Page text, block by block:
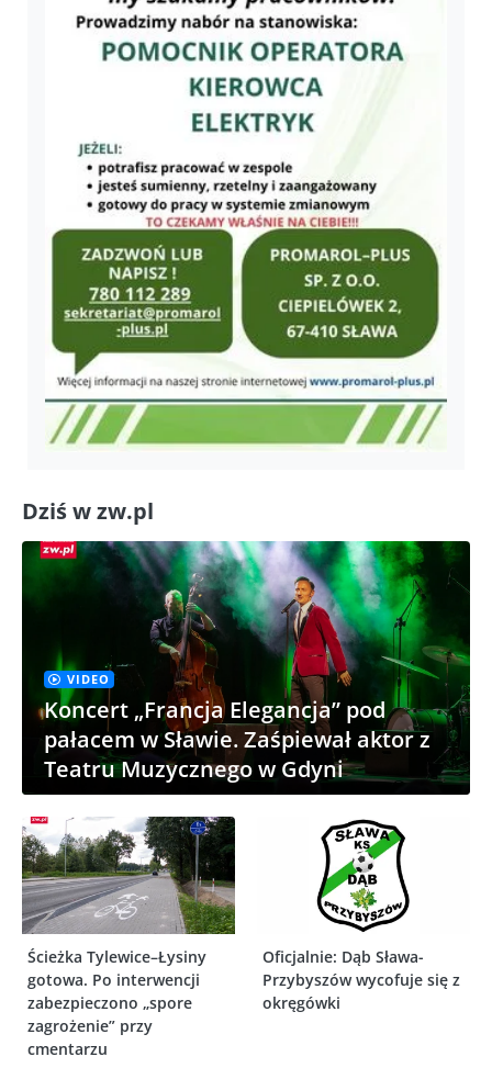
Dziś w zw.pl
VIDEO
Koncert „Francja Elegancja” pod
pałacem w Sławie. Zaśpiewał aktor z
Teatru Muzycznego w Gdyni
Ścieżka Tylewice–Łysiny
gotowa. Po interwencji
zabezpieczono „spore
zagrożenie” przy
cmentarzu
Oficjalnie: Dąb Sława-
Przybyszów wycofuje się z
okręgówki